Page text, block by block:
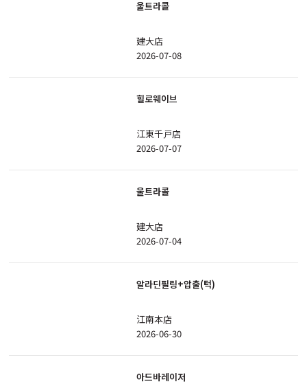
울트라콜
建大店
2026-07-08
힐로웨이브
江東千戸店
2026-07-07
울트라콜
建大店
2026-07-04
알라딘필링+압출(턱)
江南本店
2026-06-30
아드바레이저